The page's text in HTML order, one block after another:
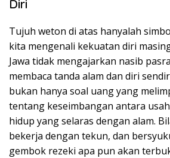
Diri
Tujuh weton di atas hanyalah
kita mengenali kekuatan diri
Jawa tidak mengajarkan nasib
membaca tanda alam dan diri
bukan hanya soal uang yang
tentang keseimbangan antara
hidup yang selaras dengan alam.
bekerja dengan tekun, dan
gembok rezeki apa pun akan